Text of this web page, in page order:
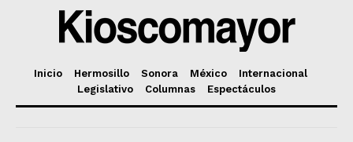
Inicio Hermosillo Sonora México
Internacional
Legislativo
Columnas Espectáculos